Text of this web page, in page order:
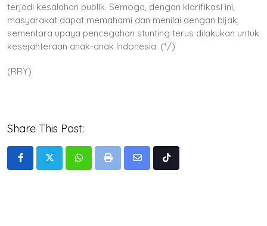
terjadi kesalahan publik. Semoga, dengan klarifikasi ini,
masyarakat dapat memahami dan menilai dengan bijak,
sementara upaya pencegahan stunting terus dilakukan untuk
kesejahteraan anak-anak Indonesia. (*/)
(RRY)
Share This Post:
WhatsappPrint
Share
Tiktok